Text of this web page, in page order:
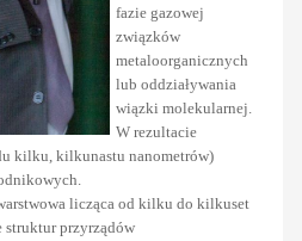
fazie gazowej
związków
metaloorganicznych
lub oddziaływania
wiązki molekularnej.
W rezultacie
kilku, kilkunastu nanometrów)
licząca od kilku do kilkuset
struktur przyrządów